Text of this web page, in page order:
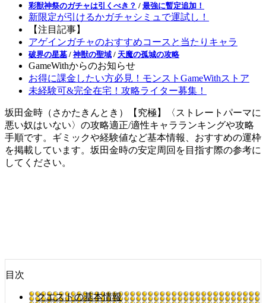
彩獣神祭のガチャは引くべき？ / 最強に暫定追加！
新限定が引けるかガチャシミュで運試し！
【注目記事】
アゲインガチャのおすすめコースと当たりキャラ
破界の星墓 / 神獣の聖域 / 天魔の孤城の攻略
GameWithからのお知らせ
お得に課金したい方必見！モンストGameWithストア
未経験可&完全在宅！攻略ライター募集！
坂田金時（さかたきんとき）【究極】〈ストレートパーマに
悪い奴はいない〉の攻略適正/適性キャラランキングや攻略
手順です。ギミックや経験値など基本情報、おすすめの運枠
を掲載しています。坂田金時の安定周回を目指す際の参考に
してください。
目次
クエストの基本情報